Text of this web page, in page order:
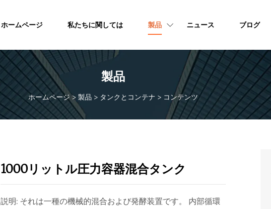
ホームページ 私たちに関しては 製品 ニュース ブログ
製品
ホームページ> 製品 > タンクとコンテナ > コンテンツ
1000リットル圧力容器混合タンク
説明: それは一種の機械的混合および発酵装置です。 内部循環